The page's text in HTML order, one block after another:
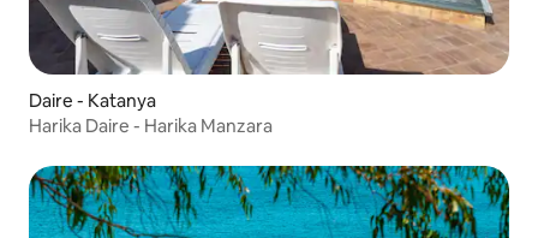
Daire - Katanya
Harika Daire - Harika Manzara